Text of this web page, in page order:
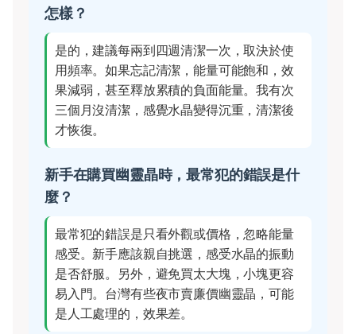
怎樣？
是的，建議每兩到四週清潔一次，取決於使
用頻率。如果忘記清潔，能量可能飽和，效
果減弱，甚至釋放累積的負面能量。我有次
三個月沒清潔，感覺水晶變得沉重，清潔後
才恢復。
新手在購買幽靈晶時，最常犯的錯誤是什
麼？
最常犯的錯誤是只看外觀或價格，忽略能量
感受。新手應該親自挑選，感受水晶的振動
是否舒服。另外，避免買太大塊，小塊更容
易入門。台灣有些夜市賣廉價幽靈晶，可能
是人工處理的，效果差。